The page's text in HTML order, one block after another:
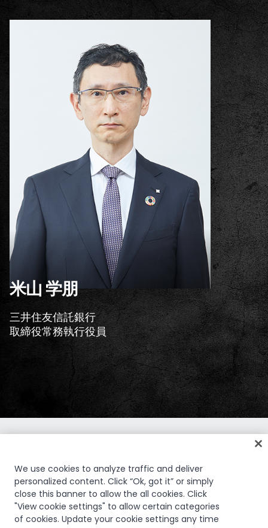
Daniel Dines
Co-Founder & Co-CEO, UiPath
10月24日(火) Day1 - ハイブリッド開催：ANAインターコンチネ
We use cookies to analyze traffic and deliver
personalized content. Click “Ok, got it” or simply
close this banner to allow the all cookies. Click
"View cookie settings" to allow certain categories
of cookies. Update your cookie settings any time